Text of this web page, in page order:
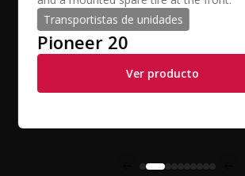
Transportistas de unidades
Pioneer 20
Ver producto